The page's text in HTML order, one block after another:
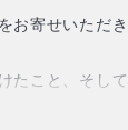
学受験と世
ゆる科目で
お寄せいただ
たこと、そし
私自身も大変